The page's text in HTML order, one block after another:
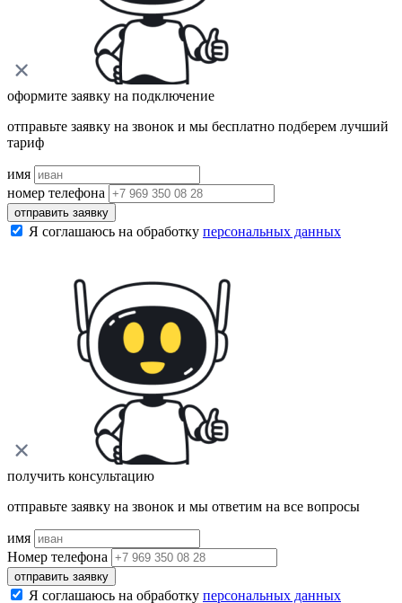
оформите заявку на подключение
отправьте заявку на звонок и мы бесплатно подберем лучший
тариф
имя
номер телефона
отправить заявку
Я соглашаюсь на обработку персональных данных
получить консультацию
отправьте заявку на звонок и мы ответим на все вопросы
имя
Номер телефона
отправить заявку
Я соглашаюсь на обработку персональных данных